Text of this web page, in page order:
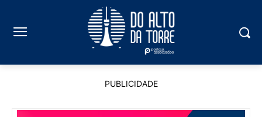
PUBLICIDADE